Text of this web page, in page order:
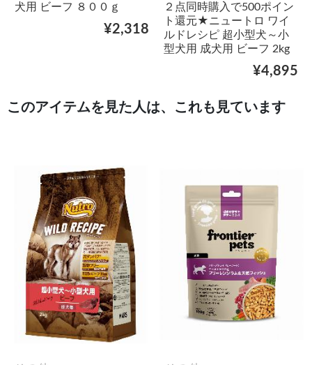
犬用 ビーフ ８００ｇ
¥2,318
２点同時購入で500ポイン
ト還元★ニュートロ ワイ
ルドレシピ 超小型犬～小
型犬用 成犬用 ビーフ 2kg
¥4,895
このアイテムを見た人は、これも見ています